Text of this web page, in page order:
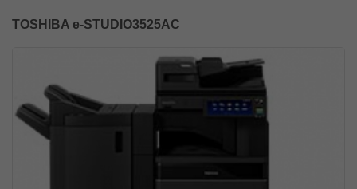
TOSHIBA e-STUDIO3525AC